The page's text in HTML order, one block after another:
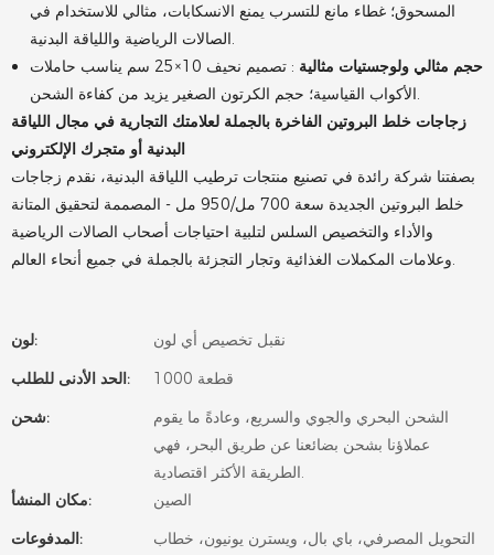
المسحوق؛ غطاء مانع للتسرب يمنع الانسكابات، مثالي للاستخدام في
الصالات الرياضية واللياقة البدنية.
حجم مثالي ولوجستيات مثالية
: تصميم نحيف 10×25 سم يناسب حاملات
الأكواب القياسية؛ حجم الكرتون الصغير يزيد من كفاءة الشحن.
زجاجات خلط البروتين الفاخرة بالجملة لعلامتك التجارية في مجال اللياقة
البدنية أو متجرك الإلكتروني
بصفتنا شركة رائدة في تصنيع منتجات ترطيب اللياقة البدنية، نقدم زجاجات
خلط البروتين الجديدة سعة 700 مل/950 مل - المصممة لتحقيق المتانة
والأداء والتخصيص السلس لتلبية احتياجات أصحاب الصالات الرياضية
وعلامات المكملات الغذائية وتجار التجزئة بالجملة في جميع أنحاء العالم.
لون:
نقبل تخصيص أي لون
الحد الأدنى للطلب:
1000 قطعة
شحن:
الشحن البحري والجوي والسريع، وعادةً ما يقوم
عملاؤنا بشحن بضائعنا عن طريق البحر، فهي
الطريقة الأكثر اقتصادية.
مكان المنشأ:
الصين
المدفوعات:
التحويل المصرفي، باي بال، ويسترن يونيون، خطاب